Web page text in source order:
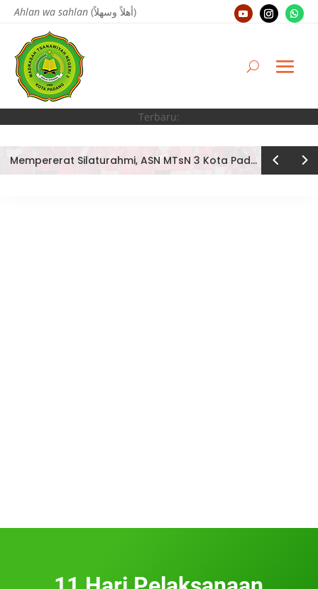
Ahlan wa sahlan (أهلاً وسهلاً)
Terbaru:
Mempererat Silaturahmi, ASN MTsN 3 Kota Padang Tampil Kompak di Outbound Kemenag Kota Padang